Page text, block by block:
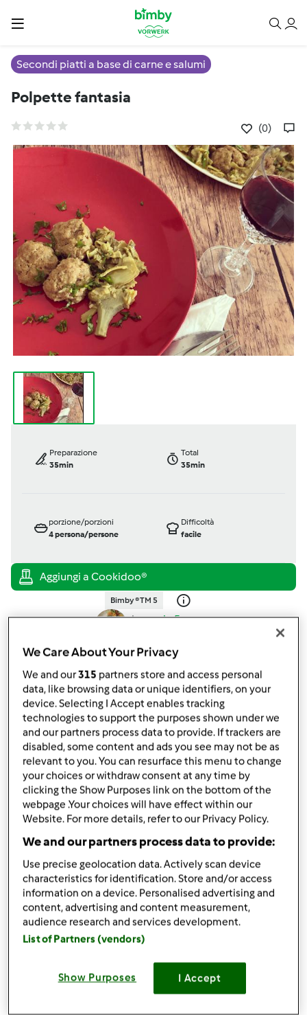
Secondi piatti a base di carne e salumi
Polpette fantasia
(0)
Preparazione
35min
Total
35min
porzione/porzioni
4persona/persone
Difficoltà
facile
Bimby ® TM 5
dagrazia.5
Aggiungi alle mie raccolte
condividi la ricetta
Crea variante
Ingredienti
Polpette fantasia
grammi
melanzane
60grammipane raffermo
80grammiParmigiano reggiano
2uova
300grammicarne trita
1cipollotto
di carciofi
We Care About Your Privacy
We and our315 partners store and access personal
data, like browsing data or unique identifiers, on your
device. Selecting I Accept enables tracking
technologies to support the purposes shown under we
and our partners process data to provide. If trackers are
disabled, some content and ads you see may not be as
relevant to you. You can resurface this menu to change
your choices or withdraw consent at any time by
clicking the Show Purposes link on the bottom of the
webpage .Your choices will have effect within our
Website. For more details, refer to our Privacy Policy.
We and our partners process data to provide:
Use precise geolocation data. Actively scan device
characteristics for identification. Store and/or access
information on a device. Personalised advertising and
content, advertising and content measurement,
audience research and services development.
List of Partners (vendors)
Show Purposes I Accept